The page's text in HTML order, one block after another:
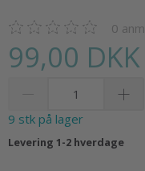
0
99,00 DKK
9 stk på lager
Levering 1-2 hverdage